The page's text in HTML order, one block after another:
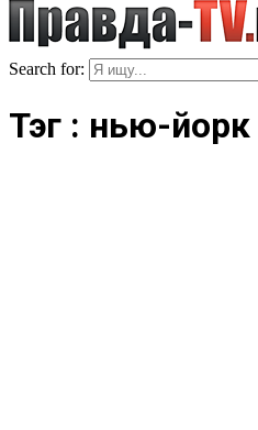
Search for:
Тэг : нью-йорк